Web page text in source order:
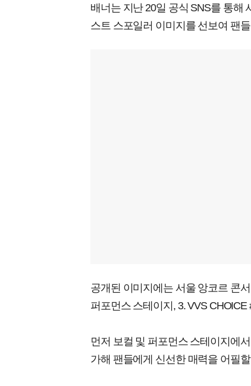
배너는 지난 20일 공식 SNS를 통해
스트 스포일러 이미지를 선보여 팬
공개된 이미지에는 서울 앙코르 콘
퍼포먼스 스테이지, 3. VVS
먼저 보컬 및 퍼포먼스 스테이지에
가해 팬들에게 신선한 매력을 어필